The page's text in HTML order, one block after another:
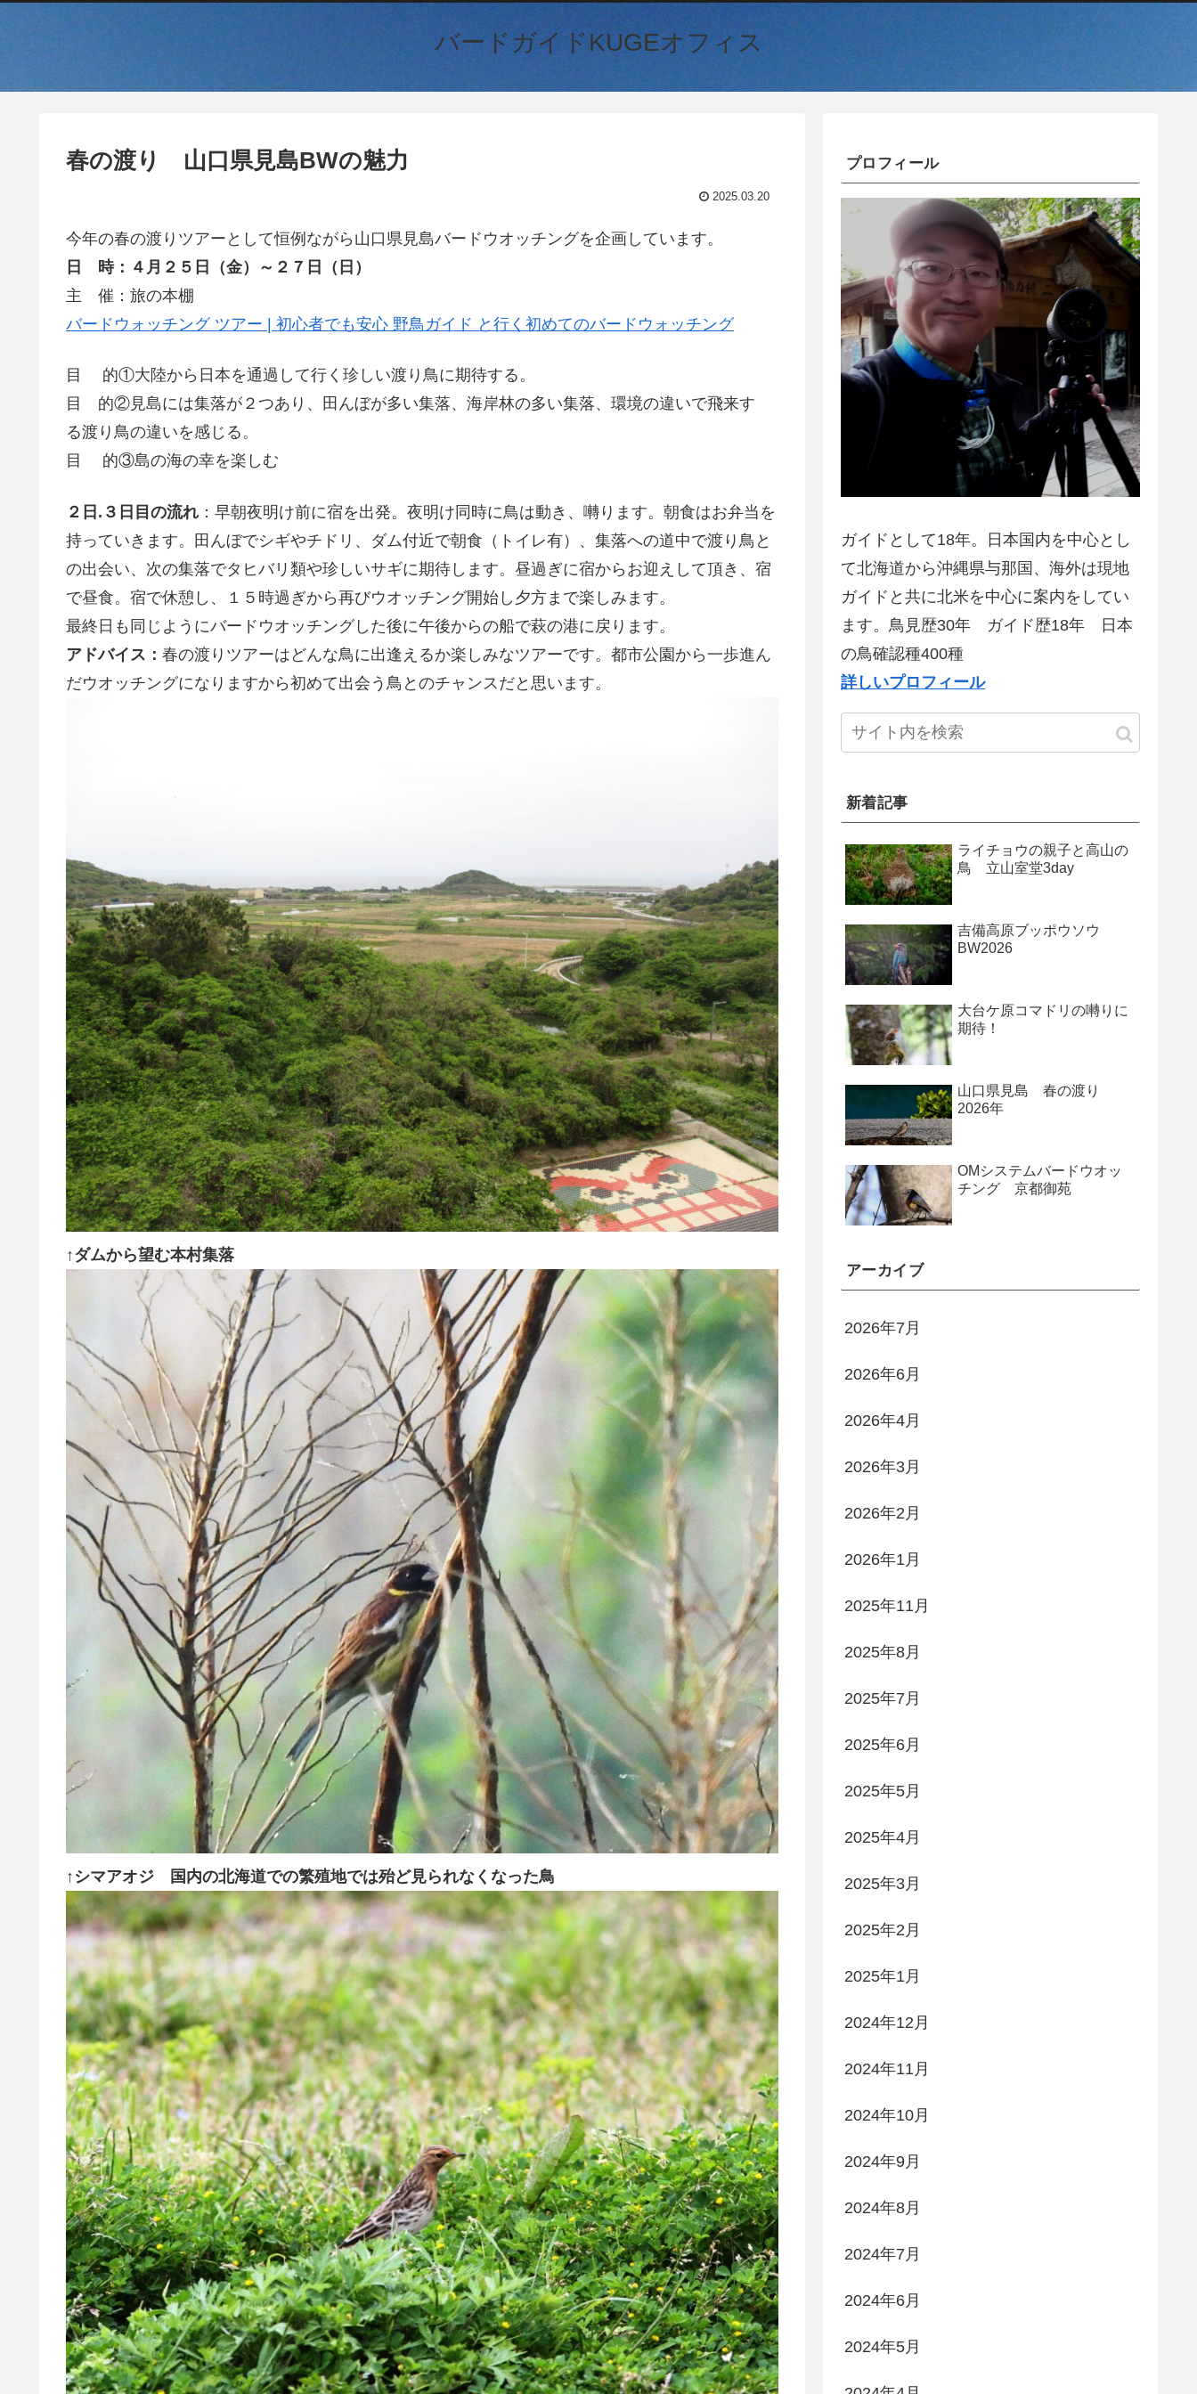
バードガイドKUGEオフィス
春の渡り 山口県見島BWの魅力
2025.03.20
今年の春の渡りツアーとして恒例ながら山口県見島バードウオッチングを企画しています。
日 時：４月２５日（金）～２７日（日）
主 催：旅の本棚
バードウォッチング ツアー | 初心者でも安心 野鳥ガイド と行く初めてのバードウォッチング
目 的①大陸から日本を通過して行く珍しい渡り鳥に期待する。
目 的②見島には集落が２つあり、田んぼが多い集落、海岸林の多い集落、環境の違いで飛来す
る渡り鳥の違いを感じる。
目 的③島の海の幸を楽しむ
２日.３日目の流れ ：早朝夜明け前に宿を出発。夜明け同時に鳥は動き、囀ります。朝食はお弁当を
持っていきます。田んぼでシギやチドリ、ダム付近で朝食（トイレ有）、集落への道中で渡り鳥と
の出会い、次の集落でタヒバリ類や珍しいサギに期待します。昼過ぎに宿からお迎えして頂き、宿
で昼食。宿で休憩し、１５時過ぎから再びウオッチング開始し夕方まで楽しみます。
最終日も同じようにバードウオッチングした後に午後からの船で萩の港に戻ります。
アドバイス： 春の渡りツアーはどんな鳥に出逢えるか楽しみなツアーです。都市公園から一歩進ん
だウオッチングになりますから初めて出会う鳥とのチャンスだと思います。
↑ダムから望む本村集落
↑シマアオジ 国内の北海道での繁殖地では殆ど見られなくなった鳥
プロフィール
ガイドとして18年。日本国内を中心とし
て北海道から沖縄県与那国、海外は現地
ガイドと共に北米を中心に案内をしてい
ます。鳥見歴30年 ガイド歴18年 日本
の鳥確認種400種
詳しいプロフィール
新着記事
ライチョウの親子と高山の
鳥 立山室堂3day
吉備高原ブッポウソウ
BW2026
大台ケ原コマドリの囀りに
期待！
山口県見島 春の渡り
2026年
OMシステムバードウオッ
チング 京都御苑
アーカイブ
2026年7月
2026年6月
2026年4月
2026年3月
2026年2月
2026年1月
2025年11月
2025年8月
2025年7月
2025年6月
2025年5月
2025年4月
2025年3月
2025年2月
2025年1月
2024年12月
2024年11月
2024年10月
2024年9月
2024年8月
2024年7月
2024年6月
2024年5月